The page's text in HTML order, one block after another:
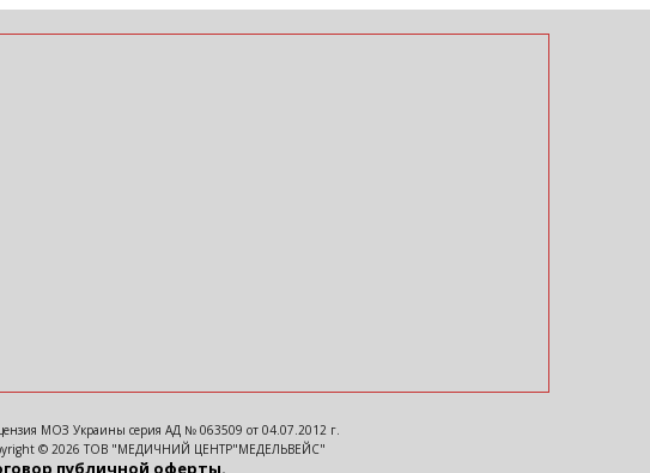
МОЗ Украины серия АД № 063509 от 04.07.2012 г.
© 2026 ТОВ "МЕДИЧНИЙ ЦЕНТР"МЕДЕЛЬВЕЙС"
публичной оферты.